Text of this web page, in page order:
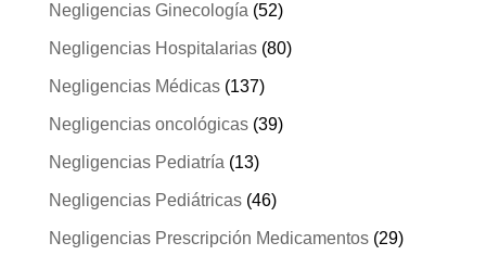
Negligencias Ginecología (52)
Negligencias Hospitalarias(80)
Negligencias Médicas(137)
Negligencias oncológicas(39)
Negligencias Pediatría (13)
Negligencias Pediátricas(46)
Negligencias Prescripción Medicamentos(29)